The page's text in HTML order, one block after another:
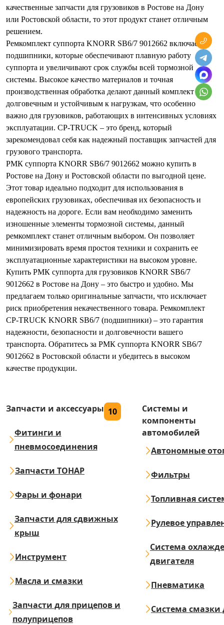
качественные запчасти для грузовиков в Ростове на Дону
или Ростовской области, то этот продукт станет отличным
решением.
Ремкомплект суппорта KNORR SB6/7 9012662 включает
подшипники, которые обеспечивают плавную работу
суппорта и увеличивают срок службы всей тормозной
системы. Высокое качество материалов и точная
производственная обработка делают данный комплект
долговечным и устойчивым к нагрузкам, что особенно
важно для грузовиков, работающих в интенсивных условиях
эксплуатации. CP-TRUCK – это бренд, который
зарекомендовал себя как надежный поставщик запчастей для
грузового транспорта.
РМК суппорта KNORR SB6/7 9012662 можно купить в
Ростове на Дону и Ростовской области по выгодной цене.
Этот товар идеально подходит для использования в
европейских грузовиках, обеспечивая их безопасность и
надежность на дороге. Если вам необходимо заменить
изношенные элементы тормозной системы, данный
ремкомплект станет отличным выбором. Он позволяет
минимизировать время простоя техники и сохранить ее
эксплуатационные характеристики на высоком уровне.
Купить РМК суппорта для грузовиков KNORR SB6/7
9012662 в Ростове на Дону – это быстро и удобно. Мы
предлагаем только оригинальные запчасти, что исключает
риск приобретения некачественного товара. Ремкомплект
CP-TRUCK KNORR SB6/7 (подшипники) – это гарантия
надежности, безопасности и долговечности вашего
транспорта. Обратитесь за РМК суппорта KNORR SB6/7
9012662 в Ростовской области и убедитесь в высоком
качестве продукции.
Запчасти и аксессуары 10
Фитинги и
пневмосоединения
Запчасти ТОНАР
Фары и фонари
Запчасти для сдвижных
крыш
Инструмент
Масла и смазки
Запчасти для прицепов и
полуприцепов
Системы и
компоненты
автомобилей
Автономные
Фильтры
Топливная
Рулевое
Система
двигателя
Пневматика
Система смазки